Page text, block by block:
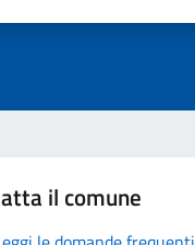
il comune